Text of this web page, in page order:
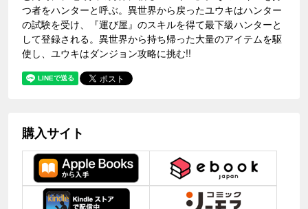
つ者をハンターと呼ぶ。異世界から戻ったユウキはハンター
の試験を受け、『運び屋』のスキルを得て最下級ハンターと
して登録される。異世界から持ち帰った大量のアイテムを駆
使し、ユウキはダンジョン攻略に挑む!!
購入サイト